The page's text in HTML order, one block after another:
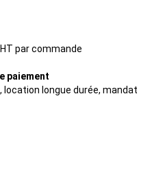
par commande
paiement
location longue durée, mandat